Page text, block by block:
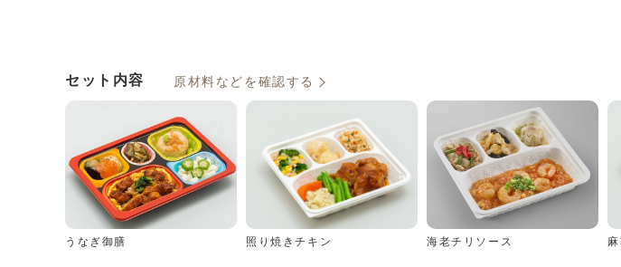
セット内容 原材料などを確認する
うなぎ御膳 照り焼きチキン 海老チリソース